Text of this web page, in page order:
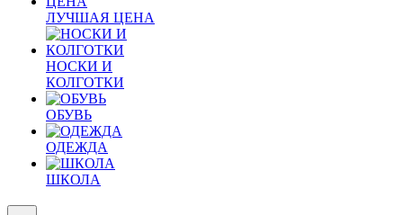
ЛУЧШАЯ ЦЕНА
НОСКИ И
КОЛГОТКИ
ОБУВЬ
ОДЕЖДА
ШКОЛА